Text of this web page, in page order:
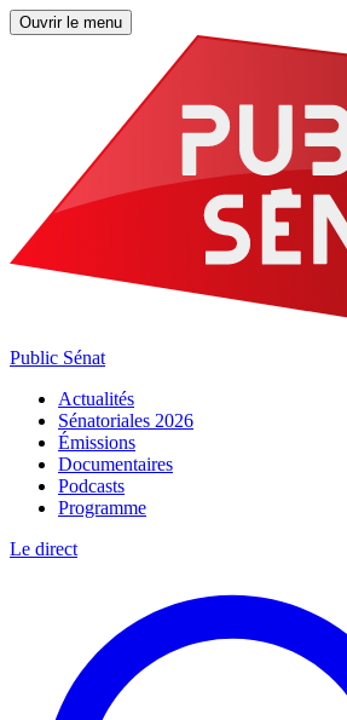
Ouvrir le menu
Public Sénat
Actualités
Sénatoriales 2026
Émissions
Documentaires
Podcasts
Programme
Le direct